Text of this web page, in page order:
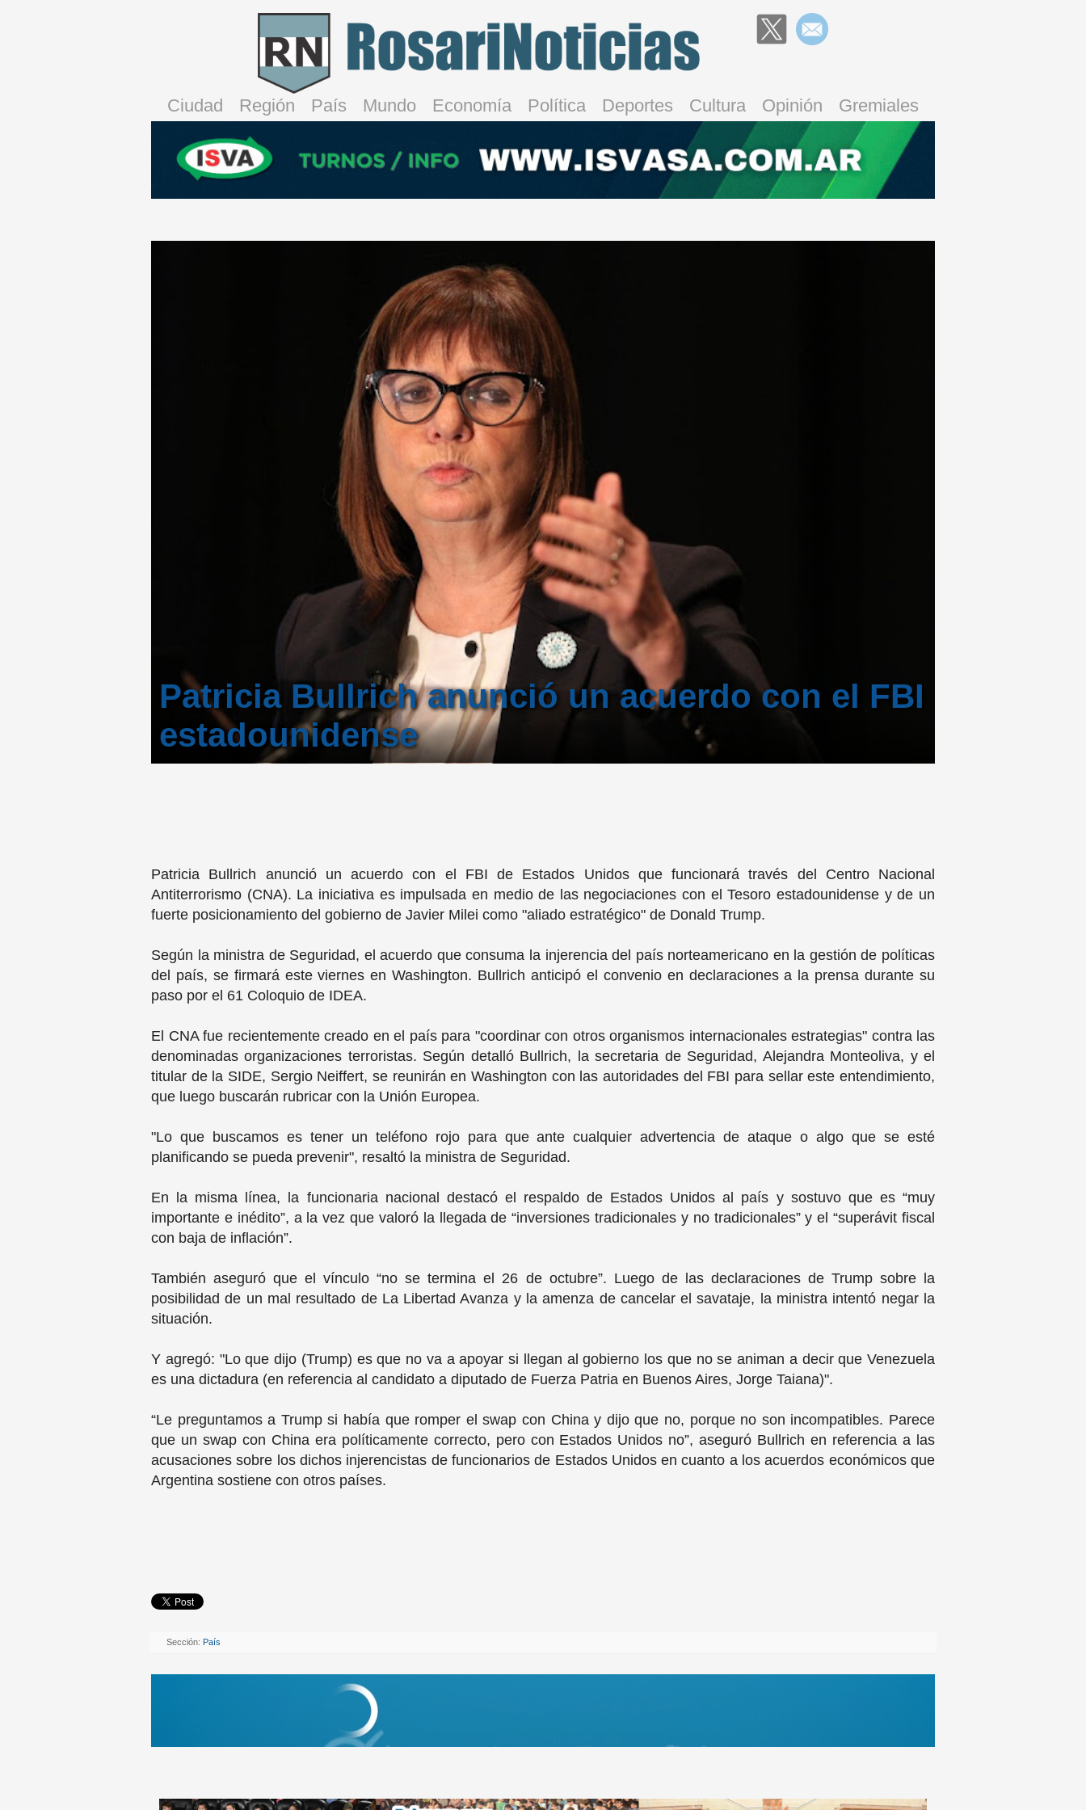
Ciudad Región País Mundo Economía Política Deportes Cultura Opinión Gremiales
Patricia Bullrich anunció un acuerdo con el FBI
estadounidense
Patricia Bullrich anunció un acuerdo con el FBI de Estados Unidos que funcionará través del Centro Nacional
Antiterrorismo (CNA). La iniciativa es impulsada en medio de las negociaciones con el Tesoro estadounidense y de un
fuerte posicionamiento del gobierno de Javier Milei como "aliado estratégico" de Donald Trump.
Según la ministra de Seguridad, el acuerdo que consuma la injerencia del país norteamericano en la gestión de políticas
del país, se firmará este viernes en Washington. Bullrich anticipó el convenio en declaraciones a la prensa durante su
paso por el 61 Coloquio de IDEA.
El CNA fue recientemente creado en el país para "coordinar con otros organismos internacionales estrategias" contra las
denominadas organizaciones terroristas. Según detalló Bullrich, la secretaria de Seguridad, Alejandra Monteoliva, y el
titular de la SIDE, Sergio Neiffert, se reunirán en Washington con las autoridades del FBI para sellar este entendimiento,
que luego buscarán rubricar con la Unión Europea.
"Lo que buscamos es tener un teléfono rojo para que ante cualquier advertencia de ataque o algo que se esté
planificando se pueda prevenir", resaltó la ministra de Seguridad.
En la misma línea, la funcionaria nacional destacó el respaldo de Estados Unidos al país y sostuvo que es “muy
importante e inédito”, a la vez que valoró la llegada de “inversiones tradicionales y no tradicionales” y el “superávit fiscal
con baja de inflación”.
También aseguró que el vínculo “no se termina el 26 de octubre”. Luego de las declaraciones de Trump sobre la
posibilidad de un mal resultado de La Libertad Avanza y la amenza de cancelar el savataje, la ministra intentó negar la
situación.
Y agregó: "Lo que dijo (Trump) es que no va a apoyar si llegan al gobierno los que no se animan a decir que Venezuela
es una dictadura (en referencia al candidato a diputado de Fuerza Patria en Buenos Aires, Jorge Taiana)".
“Le preguntamos a Trump si había que romper el swap con China y dijo que no, porque no son incompatibles. Parece
que un swap con China era políticamente correcto, pero con Estados Unidos no”, aseguró Bullrich en referencia a las
acusaciones sobre los dichos injerencistas de funcionarios de Estados Unidos en cuanto a los acuerdos económicos que
Argentina sostiene con otros países.
Sección: País